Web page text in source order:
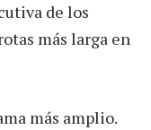
de los
más larga en
más amplio.